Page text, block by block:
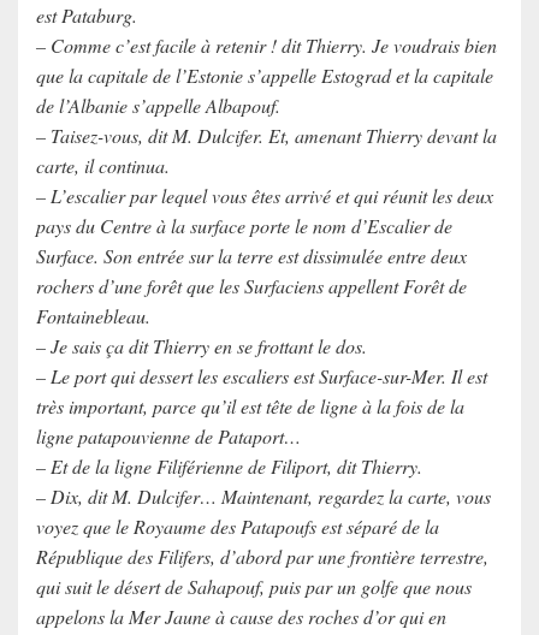
est Pataburg.
– Comme c’est facile à retenir ! dit Thierry. Je voudrais bien
que la capitale de l’Estonie s’appelle Estograd et la capitale
de l’Albanie s’appelle Albapouf.
– Taisez-vous, dit M. Dulcifer. Et, amenant Thierry devant la
carte, il continua.
– L’escalier par lequel vous êtes arrivé et qui réunit les deux
pays du Centre à la surface porte le nom d’Escalier de
Surface. Son entrée sur la terre est dissimulée entre deux
rochers d’une forêt que les Surfaciens appellent Forêt de
Fontainebleau.
– Je sais ça dit Thierry en se frottant le dos.
– Le port qui dessert les escaliers est Surface-sur-Mer. Il est
très important, parce qu’il est tête de ligne à la fois de la
ligne patapouvienne de Pataport…
– Et de la ligne Filiférienne de Filiport, dit Thierry.
– Dix, dit M. Dulcifer… Maintenant, regardez la carte, vous
voyez que le Royaume des Patapoufs est séparé de la
République des Filifers, d’abord par une frontière terrestre,
qui suit le désert de Sahapouf, puis par un golfe que nous
appelons la Mer Jaune à cause des roches d’or qui en